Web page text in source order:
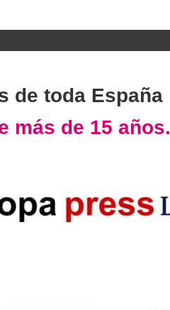
de toda España
más de 15 años.